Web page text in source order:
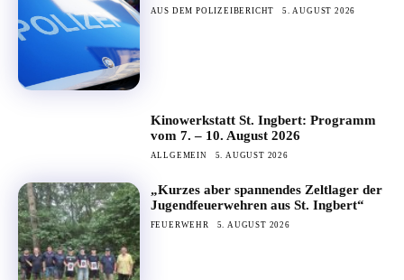
AUS DEM POLIZEIBERICHT 5. AUGUST 2026
Kinowerkstatt St. Ingbert: Programm
vom 7. – 10. August 2026
ALLGEMEIN 5. AUGUST 2026
„Kurzes aber spannendes Zeltlager der
Jugendfeuerwehren aus St. Ingbert“
FEUERWEHR 5. AUGUST 2026